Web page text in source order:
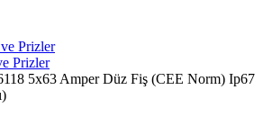
Prizler
Prizler
5x63 Amper Düz Fiş (CEE Norm) Ip67